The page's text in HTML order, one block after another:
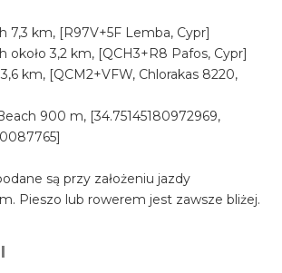
7,3 km, [R97V+5F Lemba, Cypr]
około 3,2 km, [QCH3+R8 Pafos, Cypr]
km, [QCM2+VFW, Chlorakas 8220,
900 m, [34.75145180972969,
są przy założeniu jazdy
Pieszo lub rowerem jest zawsze bliżej.